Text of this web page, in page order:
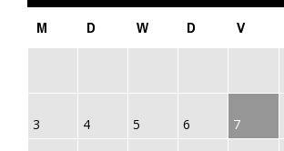
M
D W D V
3 4 5 6 7